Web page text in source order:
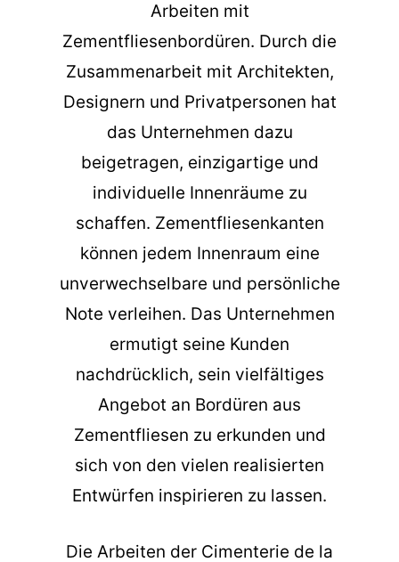
Arbeiten mit
Zementfliesenbordüren. Durch die
Zusammenarbeit mit Architekten,
Designern und Privatpersonen hat
das Unternehmen dazu
beigetragen, einzigartige und
individuelle Innenräume zu
schaffen. Zementfliesenkanten
können jedem Innenraum eine
unverwechselbare und persönliche
Note verleihen. Das Unternehmen
ermutigt seine Kunden
nachdrücklich, sein vielfältiges
Angebot an Bordüren aus
Zementfliesen zu erkunden und
sich von den vielen realisierten
Entwürfen inspirieren zu lassen.
Die Arbeiten der Cimenterie de la